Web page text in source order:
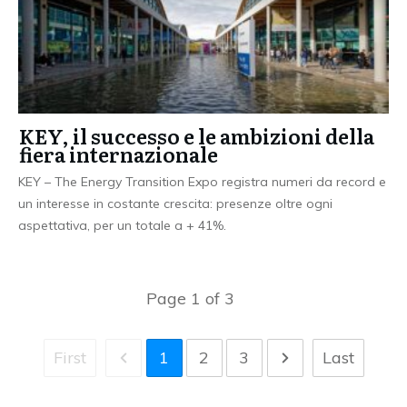
KEY, il successo e le ambizioni della
fiera internazionale
KEY – The Energy Transition Expo registra numeri da record e
un interesse in costante crescita: presenze oltre ogni
aspettativa, per un totale a + 41%.
Page 1 of 3
First 1 2 3 Last